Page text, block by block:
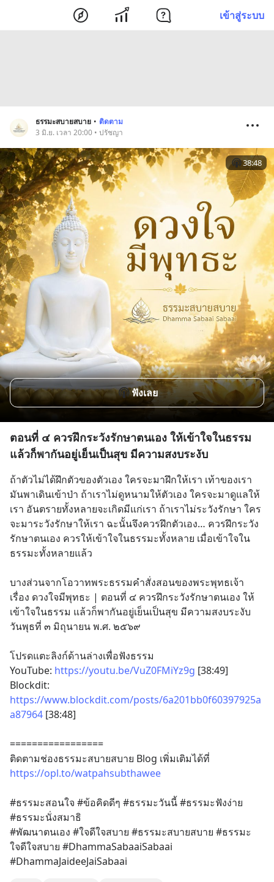
เข้าสู่ระบบ
ธรรมะสบายสบาย • ติดตาม
3 มิ.ย. เวลา 20:00 • ปรัชญา
38:48
ฟังเลย
ตอนที่ ๔ ควรฝึกระวังรักษาตนเอง ให้เข้าใจในธรรม
แล้วก็พากันอยู่เย็นเป็นสุข มีความสงบระงับ
ถ้าตัวไม่ได้ฝึกตัวของตัวเอง ใครจะมาฝึกให้เรา เท้าของเรา
มันพาเดินเข้าป่า ถ้าเราไม่ดูหนามให้ตัวเอง ใครจะมาดูแลให้
เรา อันตรายทั้งหลายจะเกิดมีแก่เรา ถ้าเราไม่ระวังรักษา ใคร
จะมาระวังรักษาให้เรา ฉะนั้นจึงควรฝึกตัวเอง… ควรฝึกระวัง
รักษาตนเอง ควรให้เข้าใจในธรรมะทั้งหลาย เมื่อเข้าใจใน
ธรรมะทั้งหลายแล้ว
บางส่วนจากโอวาทพระธรรมคำสั่งสอนของพระพุทธเจ้า
เรื่อง ดวงใจมีพุทธะ | ตอนที่ ๔ ควรฝึกระวังรักษาตนเอง ให้
เข้าใจในธรรม แล้วก็พากันอยู่เย็นเป็นสุข มีความสงบระงับ
วันพุธที่ ๓ มิถุนายน พ.ศ. ๒๕๖๙
โปรดแตะลิงก์ด้านล่างเพื่อฟังธรรม
YouTube: https://youtu.be/VuZ0FMiYz9g [38:49]
https://www.blockdit.com/posts/6a201bb0f60397925a
a87964 [38:48]
=================
ติดตามช่องธรรมะสบายสบาย Blog เพิ่มเติมได้ที่
https://opl.to/watpahsubthawee
#ธรรมะสอนใจ #ข้อคิดดีๆ #ธรรมะวันนี้ #ธรรมะฟังง่าย
#ธรรมะนั่งสมาธิ
#พัฒนาตนเอง #ใจดีใจสบาย #ธรรมะสบายสบาย #ธรรมะ
ใจดีใจสบาย #DhammaSabaaiSabaai
#DhammaJaideeJaiSabaai